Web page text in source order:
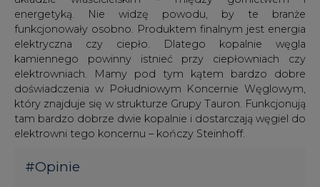
energetyką. Nie widzę powodu, by te branże
funkcjonowały osobno. Produktem finalnym jest energia
elektryczna czy ciepło. Dlatego kopalnie węgla
kamiennego powinny istnieć przy ciepłowniach czy
elektrowniach. Mamy pod tym kątem bardzo dobre
doświadczenia w Południowym Koncernie Węglowym,
który znajduje się w strukturze Grupy Tauron. Funkcjonują
tam bardzo dobrze dwie kopalnie i dostarczają węgiel do
elektrowni tego koncernu – kończy Steinhoff.
#Opinie